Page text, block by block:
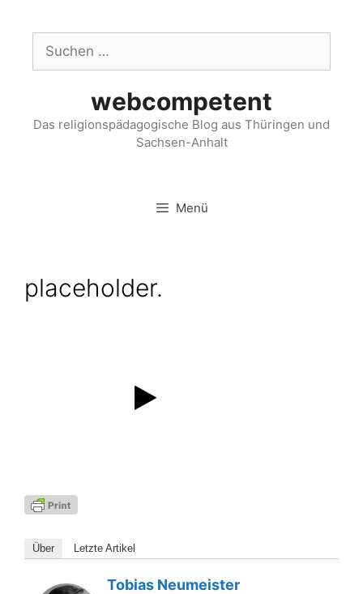
webcompetent
Das religionspädagogische Blog aus Thüringen und
Sachsen-Anhalt
Menü
placeholder.
Über Letz­te Artikel
Tobias Neumeister